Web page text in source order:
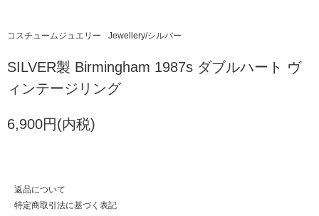
コスチュームジュエリー Jewellery/シルバー
SILVER製 Birmingham 1987s ダブルハート ヴ
ィンテージリング
6,900円(内税)
返品について
特定商取引法に基づく表記